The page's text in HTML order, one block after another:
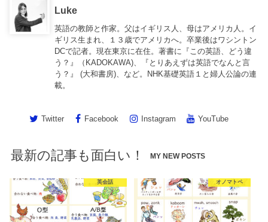
Luke
英語の教師と作家。父はイギリス人、母はアメリカ人。イ
ギリス生まれ、１３歳でアメリカへ。卒業後はワシントン
DCで記者。現在東京に在住。著書に『この英語、どう違
う？』（KADOKAWA)、『とりあえずは英語でなんと言
う？』 (大和書房)、など。NHK基礎英語１と婦人公論の連
載。
Twitter Facebook Instagram YouTube
最新の記事も面白い！ MY NEW POSTS
英会話 オノマトペ